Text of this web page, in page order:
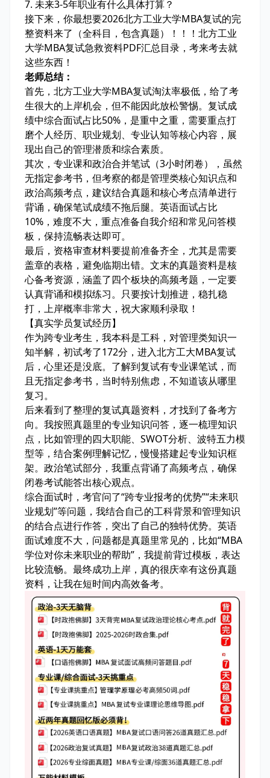
7. 未来3-5年职业有什么具体打算？
接下来，你最想要2026北方工业大学MBA复试的完
整资料来了（全科目，包含真题）！！！北方工业
大学MBA复试急救资料PDF汇总目录，考来考去就
这些东西！
老师总结：
首先，北方工业大学MBA复试淘汰率极低，给了考
生很大的上岸机会，但不能因此放松警惕。复试成
绩中综合面试占比50%，是重中之重，需要重点打
磨个人经历、职业规划、专业认知等核心内容，展
现出自己的管理潜质和综合素质。
其次，专业课和政治合并笔试（3小时闭卷），虽然
无指定参考书，但考察的都是管理类核心知识点和
政治高频考点，建议结合真题和核心考点清单进行
背诵，确保笔试成绩不拖后腿。英语面试占比
10%，难度不大，重点准备自我介绍和常见问答模
板，保持流畅表达即可。
最后，资格审查材料要提前准备齐全，尤其是需要
盖章的表格，避免临期出错。文末的真题资料是核
心备考资源，涵盖了四个板块的高频考题，一定要
认真背诵和模拟练习。只要按计划推进，稳扎稳
打，上岸概率非常大，祝大家顺利录取！
【真实学员复试经历】
作为跨专业考生，我本科是工科，对管理类知识一
知半解，初试考了172分，进入北方工大MBA复试
后，心里还是没底。了解到复试有专业课笔试，而
且无指定参考书，当时特别焦虑，不知道该从哪里
复习。
后来看到了整理的复试真题资料，才找到了备考方
向。我按照真题里的专业知识问答，逐一梳理知识
点，比如管理的四大职能、SWOT分析、波特五力模
型等，结合案例理解记忆，慢慢搭建起专业知识框
架。政治笔试部分，我重点背诵了高频考点，确保
闭卷考试能答出核心观点。
综合面试时，考官问了“跨专业报考的优势”“未来职
业规划”等问题，我结合自己的工科背景和管理知识
的结合点进行作答，突出了自己的独特优势。英语
面试难度不大，问题都是真题里常见的，比如“MBA
学位对你未来职业的帮助”，我提前背过模板，表达
比较流畅。最终成功上岸，真的很庆幸有这份真题
资料，让我在短时间内高效备考。